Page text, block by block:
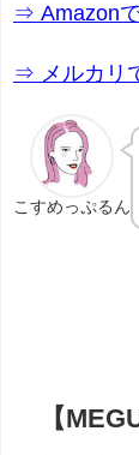
⇒ Amazon
⇒ メルカリ
こすめっぷるん
【